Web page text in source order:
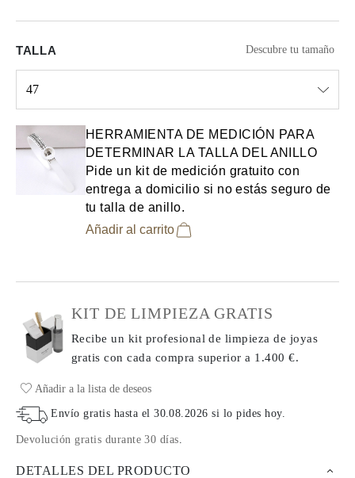
TALLA Descubre tu tamaño
47
HERRAMIENTA DE MEDICIÓN PARA
DETERMINAR LA TALLA DEL ANILLO
Pide un kit de medición gratuito con
entrega a domicilio si no estás seguro de
tu talla de anillo.
Añadir al carrito
KIT DE LIMPIEZA GRATIS
Recibe un kit profesional de limpieza de joyas
gratis con cada comprasuperior a 1.400 €.
Añadir a la lista de deseos
Envío gratis hasta el30.08.2026 si lo pides hoy.
Devolución gratis durante 30 días
DETALLES DEL PRODUCTO